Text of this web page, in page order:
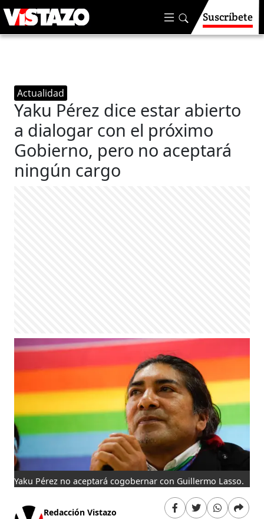
Suscríbete
Actualidad
Yaku Pérez dice estar abierto
a dialogar con el próximo
Gobierno, pero no aceptará
ningún cargo
Yaku Pérez no aceptará cogobernar con Guillermo Lasso.
Redacción Vistazo